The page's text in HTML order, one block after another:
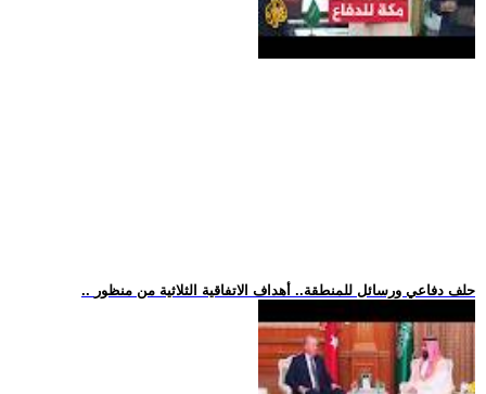
.. حلف دفاعي ورسائل للمنطقة.. أهداف الاتفاقية الثلاثية من منظور